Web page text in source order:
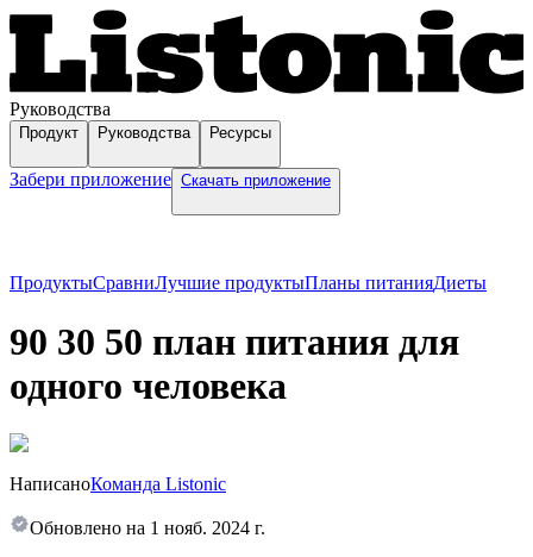
Руководства
Продукт Руководства Ресурсы
Забери приложение Скачать приложение
ПродуктыСравниЛучшие продуктыПланы питанияДиеты
90 30 50 план питания для
одного человека
НаписаноКоманда Listonic
Обновлено на 1 нояб. 2024 г.